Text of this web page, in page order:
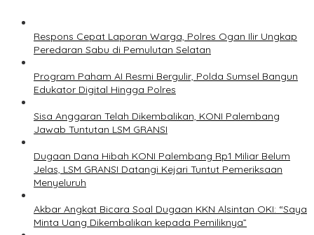
Respons Cepat Laporan Warga, Polres Ogan Ilir Ungkap
Peredaran Sabu di Pemulutan Selatan
Program Paham AI Resmi Bergulir, Polda Sumsel Bangun
Edukator Digital Hingga Polres
Sisa Anggaran Telah Dikembalikan, KONI Palembang
Jawab Tuntutan LSM GRANSI
Dugaan Dana Hibah KONI Palembang Rp1 Miliar Belum
Jelas, LSM GRANSI Datangi Kejari Tuntut Pemeriksaan
Menyeluruh
Akbar Angkat Bicara Soal Dugaan KKN Alsintan OKI: “Saya
Minta Uang Dikembalikan kepada Pemiliknya”